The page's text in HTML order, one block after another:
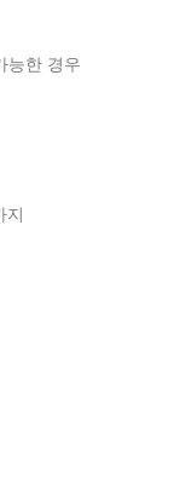
능한 경우
지